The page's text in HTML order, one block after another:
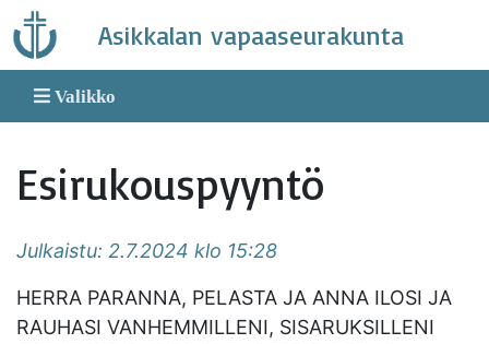
Skip
to
content
Asikkalan vapaaseurakunta
Valikko
Esirukouspyyntö
Julkaistu: 2.7.2024 klo 15:28
HERRA PARANNA, PELASTA JA ANNA ILOSI JA
RAUHASI VANHEMMILLENI, SISARUKSILLENI